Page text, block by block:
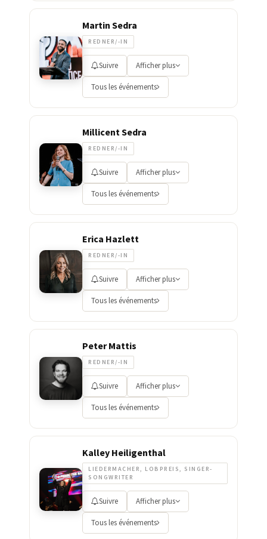
Martin Sedra
REDNER/-IN
Suivre Afficher plus
Tous les événements
Millicent Sedra
REDNER/-IN
Suivre Afficher plus
Tous les événements
Erica Hazlett
REDNER/-IN
Suivre Afficher plus
Tous les événements
Peter Mattis
REDNER/-IN
Suivre Afficher plus
Tous les événements
Kalley Heiligenthal
LIEDERMACHER, LOBPREIS, SINGER-
SONGWRITER
Suivre Afficher plus
Tous les événements